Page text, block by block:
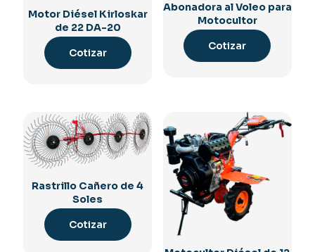
Motor Diésel Kirloskar
de 22 DA-20
Cotizar
Abonadora al Voleo para
Motocultor
Cotizar
Rastrillo Cañero de 4
Soles
Cotizar